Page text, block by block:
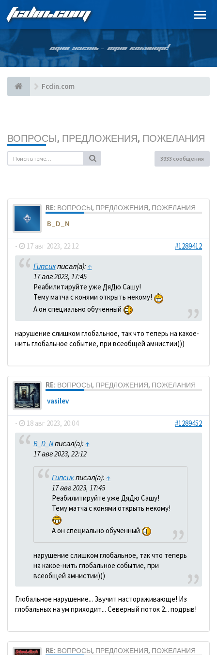
FCDIN.COM
ОДНА ЖИЗНЬ – ОДНА КОМАНДА!
Fcdin.com
ВОПРОСЫ, ПРЕДЛОЖЕНИЯ, ПОЖЕЛАНИЯ
3933 сообщения
RE: ВОПРОСЫ, ПРЕДЛОЖЕНИЯ, ПОЖЕЛАНИЯ
B_D_N
- 17 авг 2023, 22:12 #1289412
Гипсикписал(а): ↑
17 авг 2023, 17:45
Реабилитируйте уже ДяДю Сашу!
Тему матча с конями открыть некому!
А он специально обученный
нарушение слишком глобальное, так что теперь на какое-
нить глобальное событие, при всеобщей амнистии)))
RE: ВОПРОСЫ, ПРЕДЛОЖЕНИЯ, ПОЖЕЛАНИЯ
vasilev
- 18 авг 2023, 20:04 #1289452
B_D_Nписал(а): ↑
17 авг 2023, 22:12
Гипсикписал(а): ↑
17 авг 2023, 17:45
Реабилитируйте уже ДяДю Сашу!
Тему матча с конями открыть некому!
А он специально обученный
нарушение слишком глобальное, так что теперь
на какое-нить глобальное событие, при
всеобщей амнистии)))
Глобальное нарушение... Звучит настораживающе! Из
глобальных на ум приходит... Северный поток 2... подрыв!
RE: ВОПРОСЫ, ПРЕДЛОЖЕНИЯ, ПОЖЕЛАНИЯ